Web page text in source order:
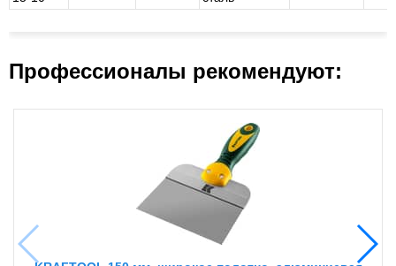
Профессионалы рекомендуют: